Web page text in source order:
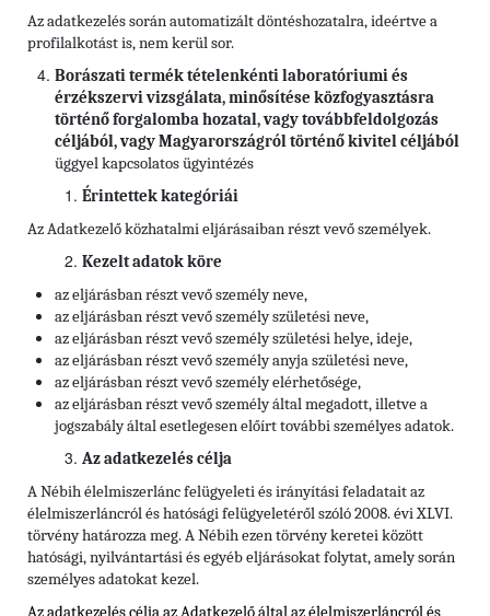
Az adatkezelés során automatizált döntéshozatalra, ideértve a
profilalkotást is, nem kerül sor.
Borászati termék tételenkénti laboratóriumi és
érzékszervi vizsgálata, minősítése közfogyasztásra
történő forgalomba hozatal, vagy továbbfeldolgozás
céljából, vagy Magyarországról történő kivitel céljából
üggyel kapcsolatos ügyintézés
Érintettek kategóriái
Az Adatkezelő közhatalmi eljárásaiban részt vevő személyek.
Kezelt adatok köre
az eljárásban részt vevő személy neve,
az eljárásban részt vevő személy születési neve,
az eljárásban részt vevő személy születési helye, ideje,
az eljárásban részt vevő személy anyja születési neve,
az eljárásban részt vevő személy elérhetősége,
az eljárásban részt vevő személy által megadott, illetve a
jogszabály által esetlegesen előírt további személyes adatok.
Az adatkezelés célja
A Nébih élelmiszerlánc felügyeleti és irányítási feladatait az
élelmiszerláncról és hatósági felügyeletéről szóló 2008. évi XLVI.
törvény határozza meg. A Nébih ezen törvény keretei között
hatósági, nyilvántartási és egyéb eljárásokat folytat, amely során
személyes adatokat kezel.